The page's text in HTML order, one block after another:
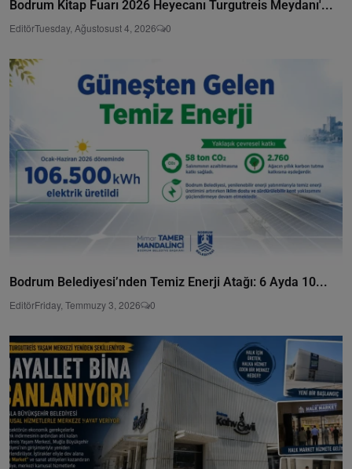
Bodrum Kitap Fuarı 2026 Heyecanı Turgutreis Meydanı'...
EditörTuesday, Ağustosust 4, 2026 0
Bodrum Belediyesi’nden Temiz Enerji Atağı: 6 Ayda 10...
EditörFriday, Temmuzy 3, 2026 0